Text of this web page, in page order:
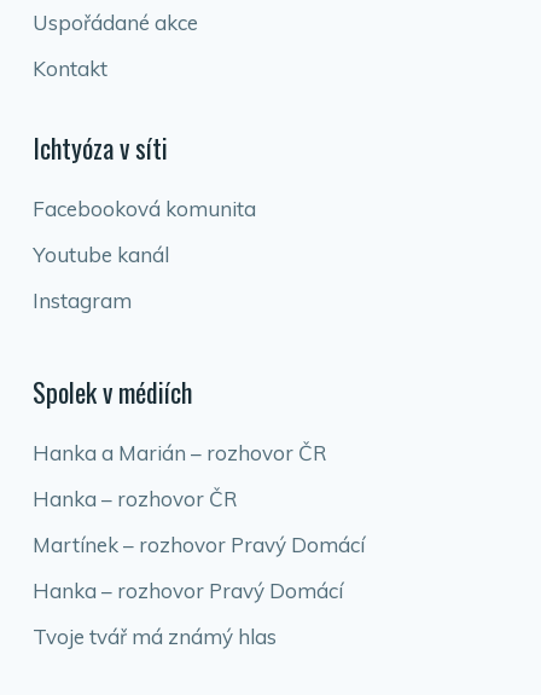
Uspořádané akce
Kontakt
Ichtyóza v síti
Facebooková komunita
Youtube kanál
Instagram
Spolek v médiích
Hanka a Marián – rozhovor ČR
Hanka – rozhovor ČR
Martínek – rozhovor Pravý Domácí
Hanka – rozhovor Pravý Domácí
Tvoje tvář má známý hlas